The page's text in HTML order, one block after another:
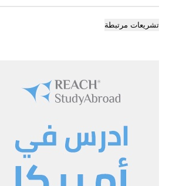
تشريعات مرتبطة